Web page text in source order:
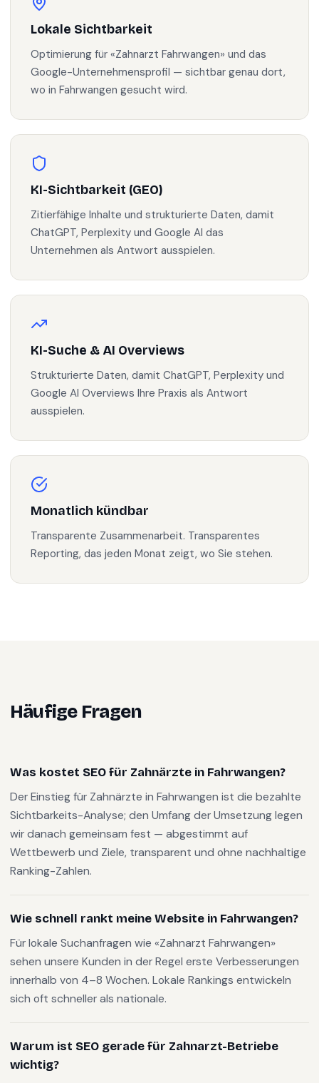
Lokale Sichtbarkeit
Optimierung für «Zahnarzt Fahrwangen» und das
Google-Unternehmensprofil — sichtbar genau dort,
wo in Fahrwangen gesucht wird.
KI-Sichtbarkeit (GEO)
Zitierfähige Inhalte und strukturierte Daten, damit
ChatGPT, Perplexity und Google AI das
Unternehmen als Antwort ausspielen.
KI-Suche & AI Overviews
Strukturierte Daten, damit ChatGPT, Perplexity und
Google AI Overviews Ihre Praxis als Antwort
ausspielen.
Monatlich kündbar
Transparente Zusammenarbeit. Transparentes
Reporting, das jeden Monat zeigt, wo Sie stehen.
Häufige Fragen
Was kostet SEO für Zahnärzte in Fahrwangen?
Der Einstieg für Zahnärzte in Fahrwangen ist die bezahlte
Sichtbarkeits-Analyse; den Umfang der Umsetzung legen
wir danach gemeinsam fest — abgestimmt auf
Wettbewerb und Ziele, transparent und ohne nachhaltige
Ranking-Zahlen.
Wie schnell rankt meine Website in Fahrwangen?
Für lokale Suchanfragen wie «Zahnarzt Fahrwangen»
sehen unsere Kunden in der Regel erste Verbesserungen
innerhalb von 4–8 Wochen. Lokale Rankings entwickeln
sich oft schneller als nationale.
Warum ist SEO gerade für Zahnarzt-Betriebe
wichtig?